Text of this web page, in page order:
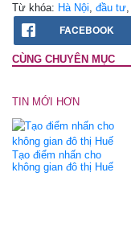
Từ khóa: Hà Nội đầu tư
FACEBOOK
CÙNG CHUYÊN MỤC
TIN MỚI HƠN
Tạo điểm nhấn cho
không gian đô thị Huế